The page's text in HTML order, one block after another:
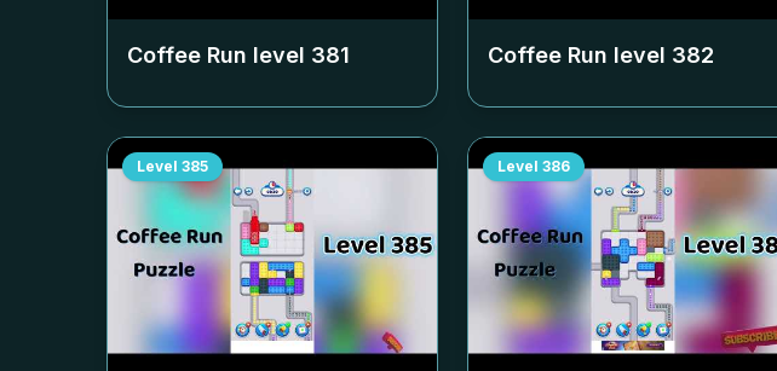
Coffee Run level 381 Coffee Run level 382
Level 385 Level 386